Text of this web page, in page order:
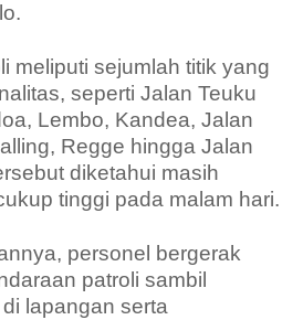
meliputi sejumlah titik yang
seperti Jalan Teuku
Lembo, Kandea, Jalan
Regge hingga Jalan
diketahui masih
tinggi pada malam hari.
personel bergerak
patroli sambil
lapangan serta